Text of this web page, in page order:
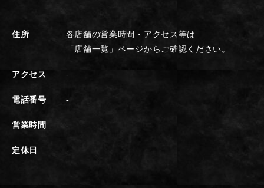
住所
各店舗の営業時間・アクセス等は
「店舗一覧」ページからご確認ください。
アクセス -
電話番号 -
営業時間 -
定休日 -